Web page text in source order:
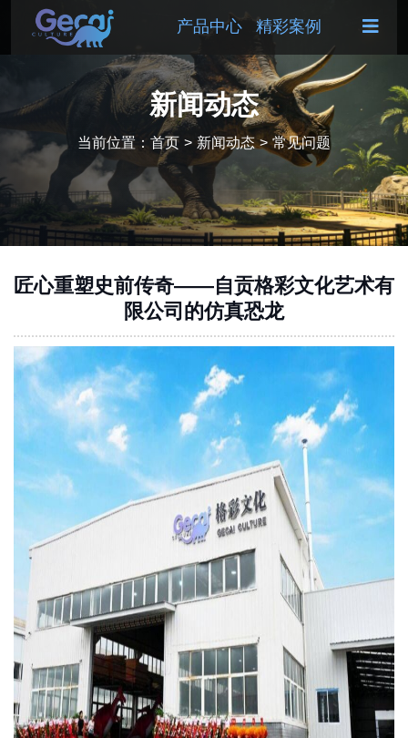
产品中心 精彩案例
新闻动态
当前位置： 首页 > 新闻动态 > 常见问题
匠心重塑史前传奇——自贡格彩文化艺术有
限公司的仿真恐龙